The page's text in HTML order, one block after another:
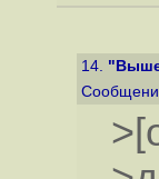
14.